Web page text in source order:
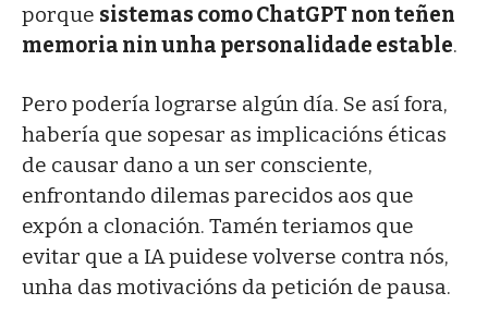
porque sistemas como ChatGPT non teñen
memoria nin unha personalidade estable.
Pero podería lograrse algún día. Se así fora,
habería que sopesar as implicacións éticas
de causar dano a un ser consciente,
enfrontando dilemas parecidos aos que
expón a clonación. Tamén teriamos que
evitar que a IA puidese volverse contra nós,
unha das motivacións da petición de pausa.